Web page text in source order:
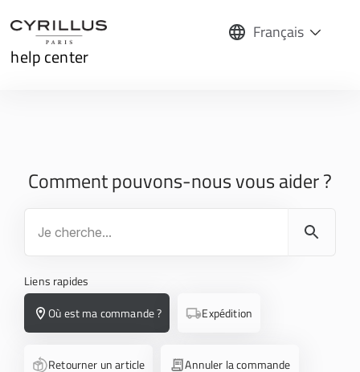
Français
help center
Comment pouvons-nous vous aider ?
Liens rapides
Où est ma commande ?
Expédition
Retourner un article Annuler la commande